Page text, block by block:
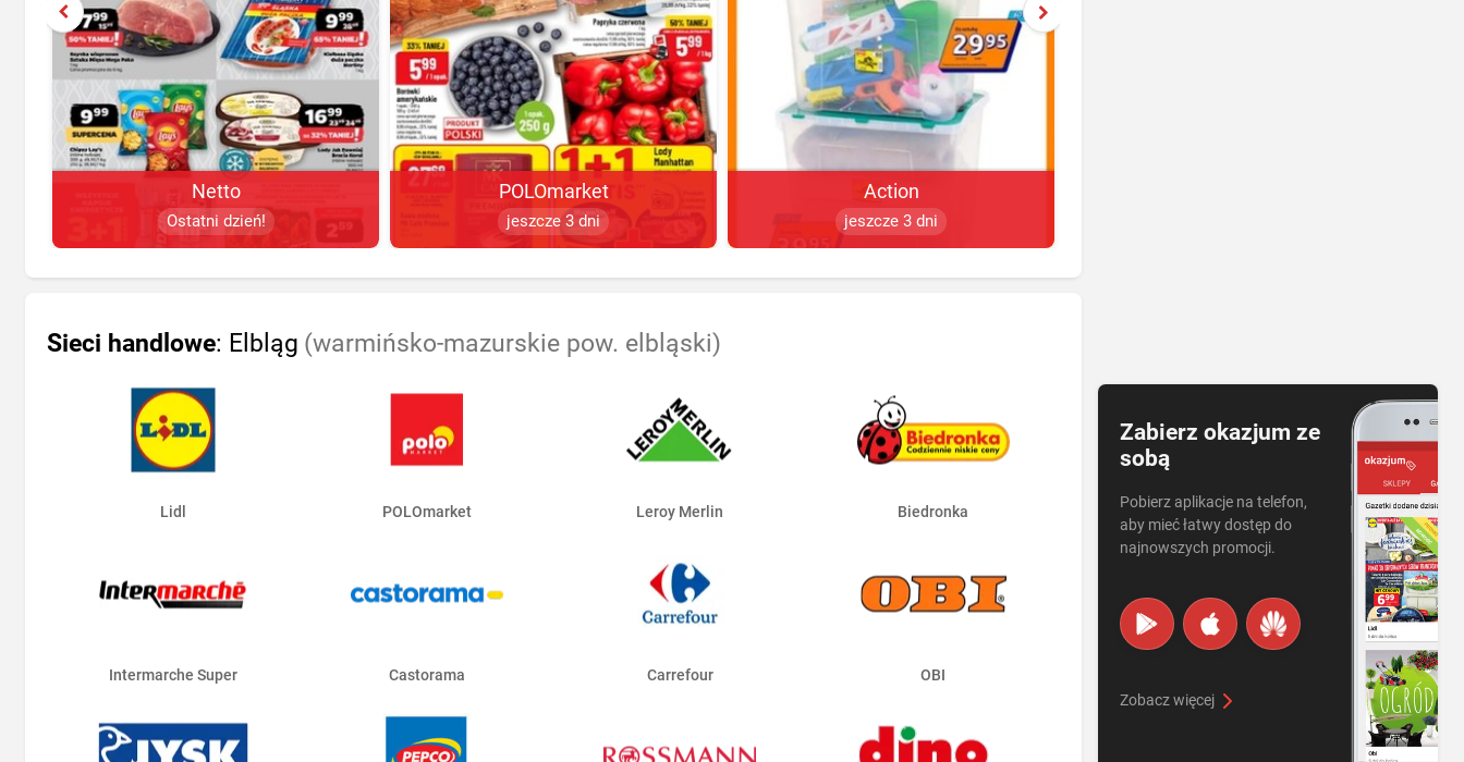
Netto
Ostatni dzień!
POLOmarket
jeszcze 3 dni
Action
jeszcze 3 dni
Sieci handlowe: Elbląg (warmińsko-mazurskie pow. elbląski)
Lidl POLOmarket Leroy Merlin Biedronka
Intermarche Super Castorama Carrefour OBI
Zabierz okazjum ze
sobą
Pobierz aplikacje na telefon,
aby mieć łatwy dostęp do
najnowszych promocji.
Zobacz więcej